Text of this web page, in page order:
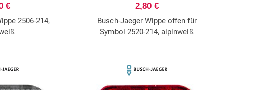
€
2506-214,
2,80 €
Busch-Jaeger Wippe offen für
Symbol 2520-214, alpinweiß